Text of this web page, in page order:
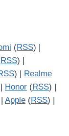
(RSS) |
RSS) |
) |
Realme
Honor (RSS) |
Apple (RSS) |